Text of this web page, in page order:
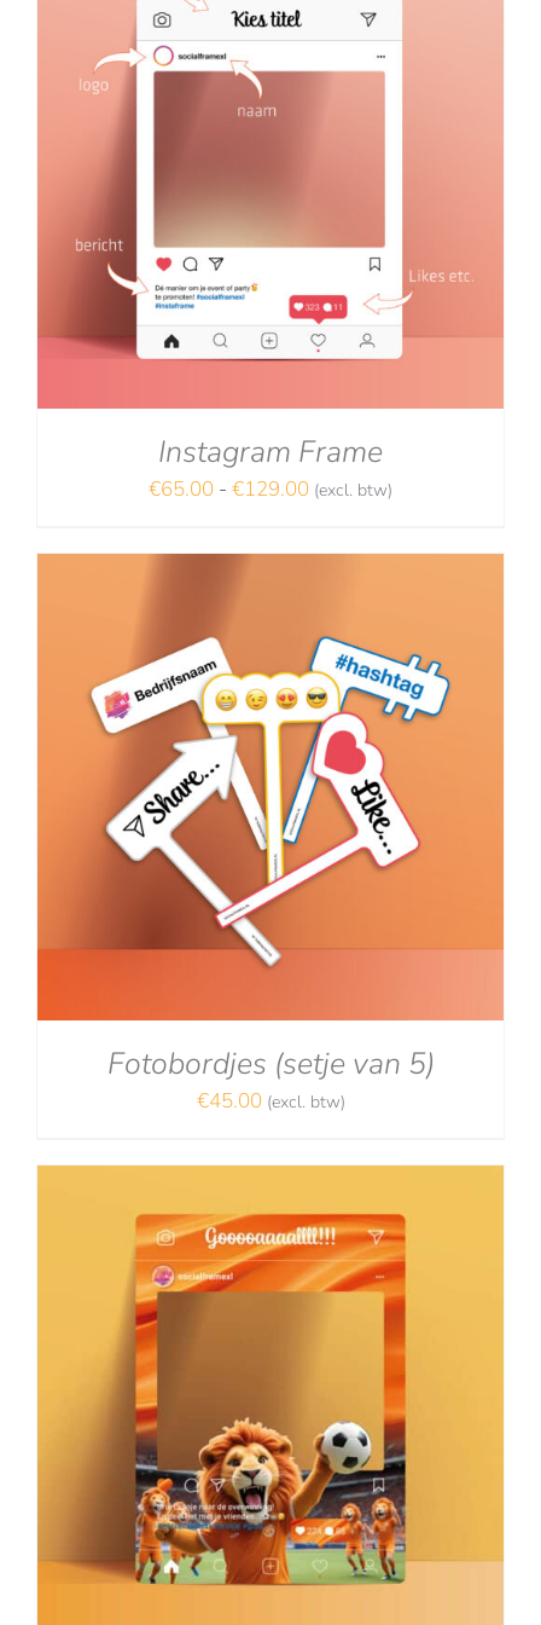
Instagram Frame
€65.00 - €129.00Prijsklasse:
tot
(excl. btw)
Fotobordjes (setje van 5)
€45.00 (excl. btw)